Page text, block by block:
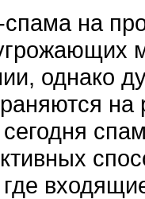
спамана
однако